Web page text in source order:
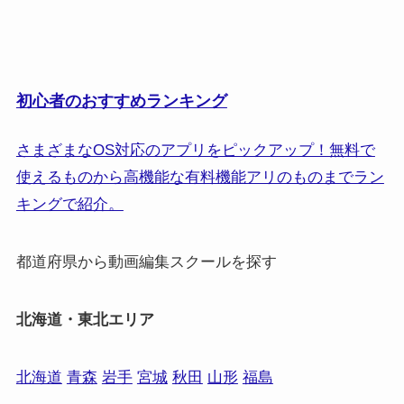
初心者のおすすめランキング
さまざまなOS対応のアプリをピックアップ！無料で
使えるものから高機能な有料機能アリのものまでラン
キングで紹介。
都道府県から動画編集スクールを探す
北海道・東北エリア
北海道 青森 岩手 宮城 秋田 山形 福島